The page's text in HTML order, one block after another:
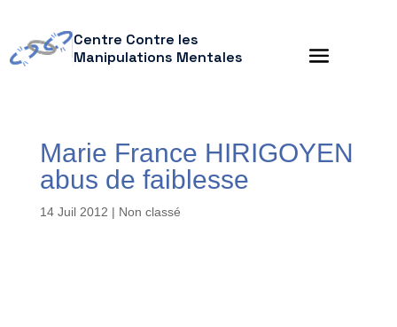
Centre Contre les
Manipulations Mentales
Marie France HIRIGOYEN
abus de faiblesse
14 Juil 2012 | Non classé